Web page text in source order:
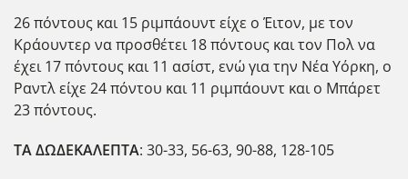
26 πόντους και 15 ριμπάουντ είχε ο Έιτον, με τον
Κράουντερ να προσθέτει 18 πόντους και τον Πολ να
έχει 17 πόντους και 11 ασίστ, ενώ για την Νέα Υόρκη, ο
Ραντλ είχε 24 πόντου και 11 ριμπάουντ και ο Μπάρετ
23 πόντους.
ΤΑ ΔΩΔΕΚΑΛΕΠΤΑ: 30-33, 56-63, 90-88, 128-105